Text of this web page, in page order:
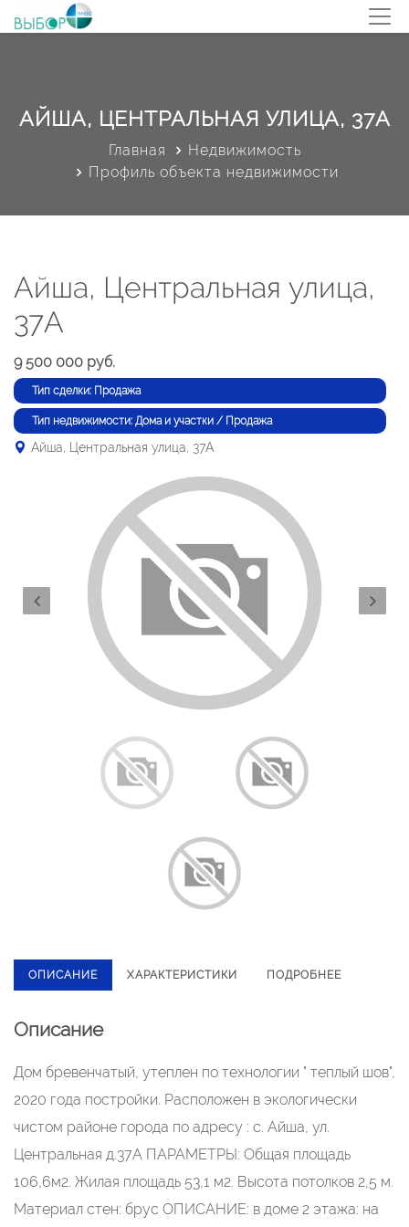
АЙША, ЦЕНТРАЛЬНАЯ УЛИЦА, 37А
Главная
Недвижимость
Профиль объекта недвижимости
Айша, Центральная улица,
37А
9 500 000 руб.
Тип сделки: Продажа
Тип недвижимости: Дома и участки / Продажа
Айша, Центральная улица, 37А
ОПИСАНИЕ ХАРАКТЕРИСТИКИ ПОДРОБНЕЕ
Описание
Дом бревенчатый, утеплен по технологии " теплый шов",
2020 года постройки. Расположен в экологически
чистом районе города по адресу : с. Айша, ул.
Центральная д.37А ПАРАМЕТРЫ: Общая площадь
106,6м2. Жилая площадь 53,1 м2. Высота потолков 2,5 м.
Материал стен: брус ОПИСАНИЕ: в доме 2 этажа: на